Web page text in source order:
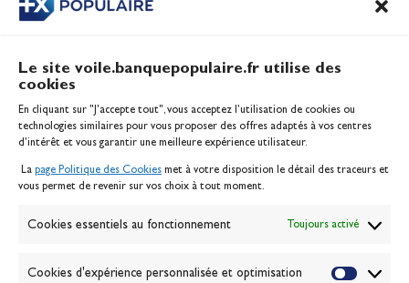
Le site voile.banquepopulaire.fr utilise des
cookies
En cliquant sur "J'accepte tout", vous acceptez l’utilisation de cookies ou
technologies similaires pour vous proposer des offres adaptés à vos centres
d’intérêt et vous garantir une meilleure expérience utilisateur.
La page Politique des Cookies met à votre disposition le détail des traceurs et
vous permet de revenir sur vos choix à tout moment.
Cookies essentiels au fonctionnement Toujours activé
Cookies d'expérience personnalisée et optimisation
CONTENU
Inscription serveur média
Contact
Politique des cookies
Banque de la voile
Passion Voile TV